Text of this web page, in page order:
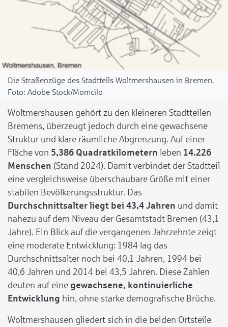
Die Straßenzüge des Stadtteils Woltmershausen in Bremen.
Adobe Stock/Momcilo
Woltmershausen gehört zu den kleineren Stadtteilen
Bremens, überzeugt jedoch durch eine gewachsene
Struktur und klare räumliche Abgrenzung. Auf einer
Fläche von 5,386 Quadratkilometern leben 14.226
Menschen (Stand 2024). Damit verbindet der Stadtteil
eine vergleichsweise überschaubare Größe mit einer
stabilen Bevölkerungsstruktur. Das
Durchschnittsalter liegt bei 43,4 Jahren und damit
nahezu auf dem Niveau der Gesamtstadt Bremen (43,1
Jahre). Ein Blick auf die vergangenen Jahrzehnte zeigt
eine moderate Entwicklung: 1984 lag das
Durchschnittsalter noch bei 40,1 Jahren, 1994 bei
40,6 Jahren und 2014 bei 43,5 Jahren. Diese Zahlen
deuten auf eine gewachsene, kontinuierliche
Entwicklung hin, ohne starke demografische Brüche.
Woltmershausen gliedert sich in die beiden Ortsteile